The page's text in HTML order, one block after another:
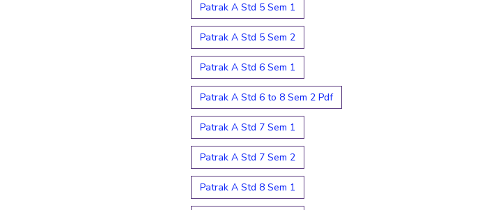
Patrak A Std 5 Sem 1
Patrak A Std 5 Sem 2
Patrak A Std 6 Sem 1
Patrak A Std 6 to 8 Sem 2 Pdf
Patrak A Std 7 Sem 1
Patrak A Std 7 Sem 2
Patrak A Std 8 Sem 1